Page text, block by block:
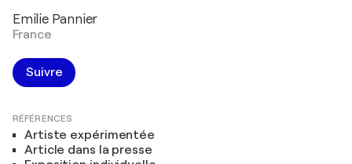
Emilie Pannier
France
Suivre
RÉFÉRENCES
Artiste expérimentée
Article dans la presse